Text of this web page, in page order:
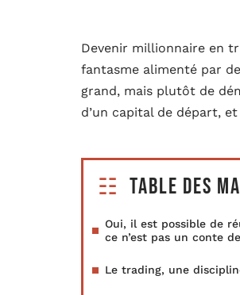
Devenir millionnaire en
fantasme alimenté par
grand, mais plutôt de
d’un capital de départ,
Table des
Oui, il est possible de
ce n’est pas un conte
Le trading, une